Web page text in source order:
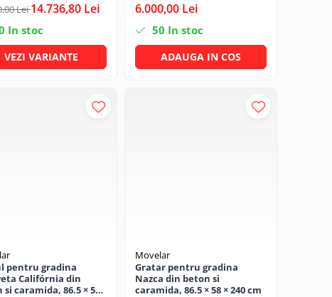
Lei14.736,80 Lei
In stoc
VEZI VARIANTE
6.000,00 Lei
50 In stoc
ADAUGA IN COS
pentru gradina
Califórnia din
si caramida, 86.5 × 58
Movelar
Gratar pentru gradina
Nazca din beton si
caramida, 86.5 × 58 × 240 cm